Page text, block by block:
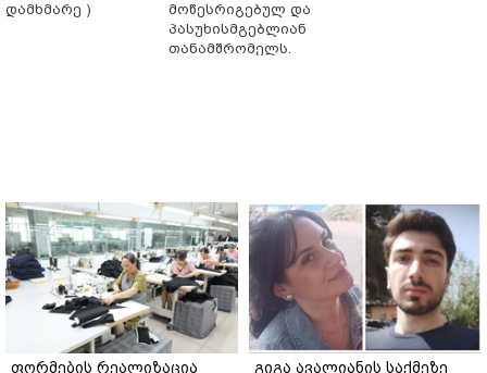
დამხმარე )
მოწესრიგებულ და
პასუხისმგებლიან
თანამშრომელს.
ფორმების რეალიზაცია გიგა ავალიანის საქმეზე